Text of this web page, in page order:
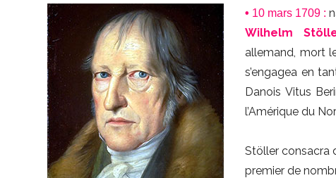
• 10 mars 1709 :
Wilhelm
allemand, mort
s’engagea en
Danois Vitus
l’Amérique du
Stöller consacra
premier de